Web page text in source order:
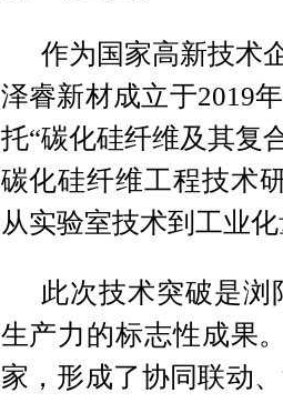
作为国家高新技术
泽睿新材成立于2019
托“碳化硅纤维及其复
碳化硅纤维工程技术
从实验室技术到工业
此次技术突破是
生产力的标志性成果
家，形成了协同联动